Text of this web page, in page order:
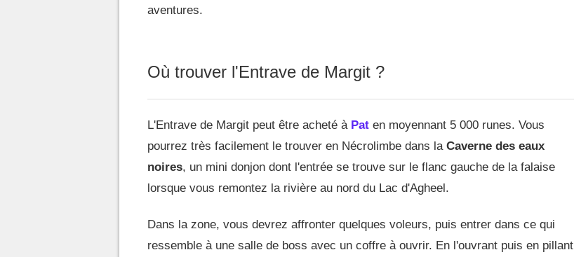
aventures.
Où trouver l'Entrave de Margit ?
L'Entrave de Margit peut être acheté à Pat en moyennant 5 000 runes. Vous
pourrez très facilement le trouver en Nécrolimbe dans la Caverne des eaux
noires, un mini donjon dont l'entrée se trouve sur le flanc gauche de la falaise
lorsque vous remontez la rivière au nord du Lac d'Agheel.
Dans la zone, vous devrez affronter quelques voleurs, puis entrer dans ce qui
ressemble à une salle de boss avec un coffre à ouvrir. En l'ouvrant puis en pillant